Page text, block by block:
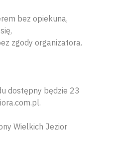
bez opiekuna,
zgody organizatora.
dostępny będzie 23
Wielkich Jezior